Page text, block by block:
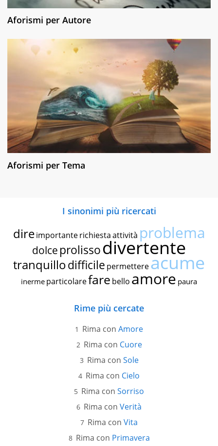
Aforismi per Autore
Aforismi per Tema
I sinonimi più ricercati
dire importante richiestaattività problema
dolce prolissodivertente
tranquillodifficile permettereacume
inerme particolarefare bello amore paura
Rime più cercate
Rima con Amore
Rima con Cuore
Rima con Sole
Rima con Cielo
Rima con Sorriso
Rima con Verità
Rima con Vita
Rima con Primavera